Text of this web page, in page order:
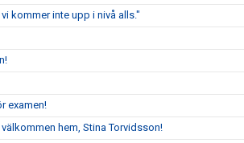
kommer inte upp i nivå alls."
examen!
hem, Stina Torvidsson!